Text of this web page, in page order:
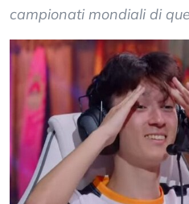
campionati mondiali di